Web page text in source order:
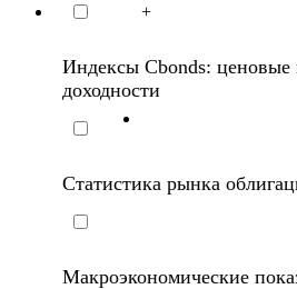
+
Индексы Cbonds: ценовые
доходности
Статистика рынка
Макроэкономические